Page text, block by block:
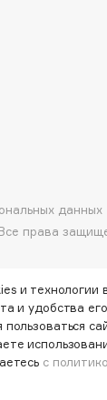
права
данных
и технологии
и удобства его
с